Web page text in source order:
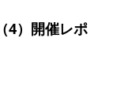
4）開催レポ